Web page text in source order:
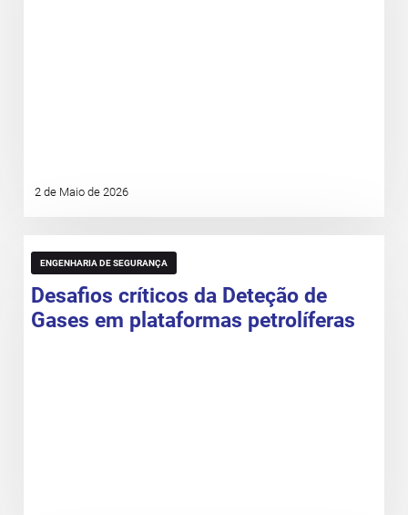
2 de Maio de 2026
ENGENHARIA DE SEGURANÇA
Desafios críticos da Deteção de
Gases em plataformas petrolíferas